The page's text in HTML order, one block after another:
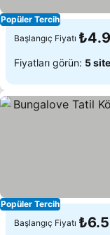
Popüler Tercih
Başlangıç Fiyatı
Fiyatları görün: 5 site
Popüler Tercih
Başlangıç Fiyatı